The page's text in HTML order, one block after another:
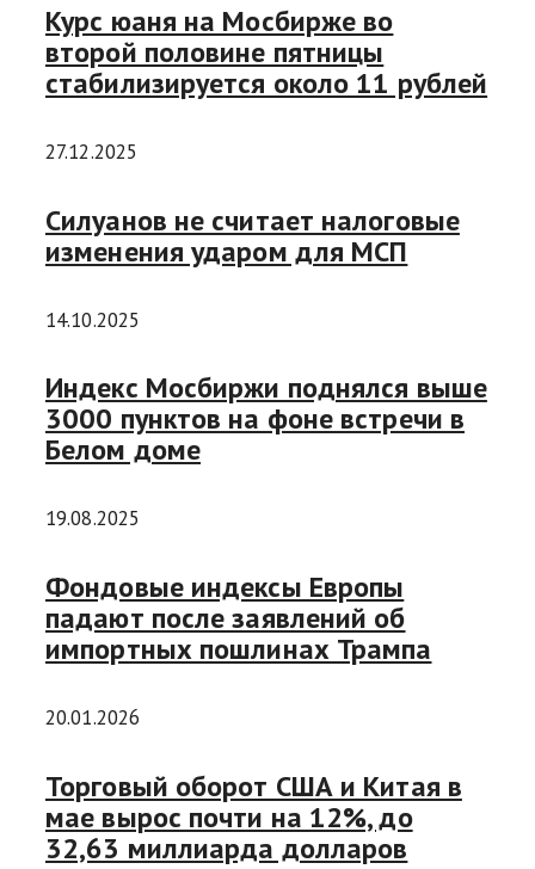
Курс юаня на Мосбирже во
второй половине пятницы
стабилизируется около 11 рублей
27.12.2025
Силуанов не считает налоговые
изменения ударом для МСП
14.10.2025
Индекс Мосбиржи поднялся выше
3000 пунктов на фоне встречи в
Белом доме
19.08.2025
Фондовые индексы Европы
падают после заявлений об
импортных пошлинах Трампа
20.01.2026
Торговый оборот США и Китая в
мае вырос почти на 12%, до
32,63 миллиарда долларов